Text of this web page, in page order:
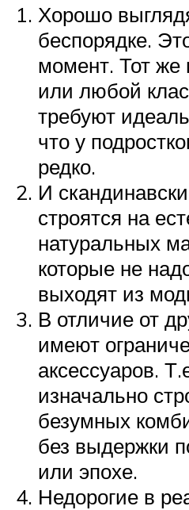
Хорошо
беспорядке.
момент. Тот
или любой
требуют
что у
редко.
И
строятся на
натуральных
которые не
выходят из
В отличие от
имеют
аксессуаров.
изначально
безумных
без выдержки
или эпохе.
Недорогие в